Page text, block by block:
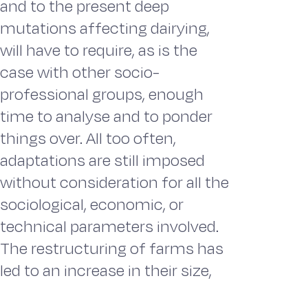
and to the present deep
mutations affecting dairying,
will have to require, as is the
case with other socio-
professional groups, enough
time to analyse and to ponder
things over. All too often,
adaptations are still imposed
without consideration for all the
sociological, economic, or
technical parameters involved.
The restructuring of farms has
led to an increase in their size,